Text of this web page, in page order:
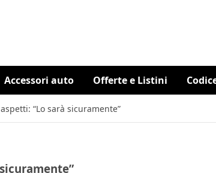
Accessori auto Offerte e Listini
“Lo sarà sicuramente”